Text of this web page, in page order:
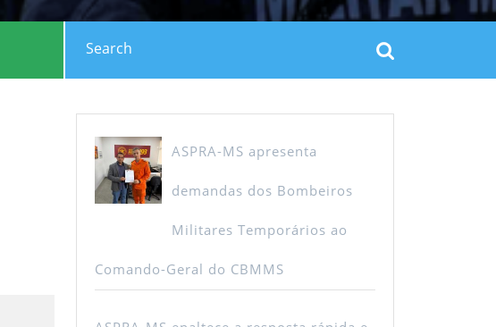
for:
ASPRA-MS apresenta
demandas dos Bombeiros
Militares Temporários ao
Comando-Geral do CBMMS